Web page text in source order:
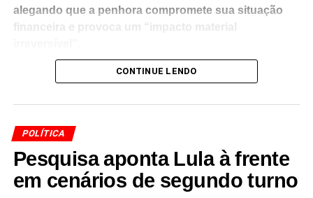
NÃO PERCA
Crise, constrangimento e CPI: os quatro vexames
alegando que a penhora compromete sua situação
financeira e provoca um “impacto material
Na manifestação apresentada à Justiça, a defesa do
seria ilegal, argumentando que a medida afeta recursos
utilizados para sua manutenção pessoal e despesas do
cotidiano. O recurso solicita a revisão da decisão e a
suspensão da penhora enquanto o caso continua em
análise.
CONTINUE LENDO
POLÍTICA
Pesquisa aponta Lula à frente
em cenários de segundo turno